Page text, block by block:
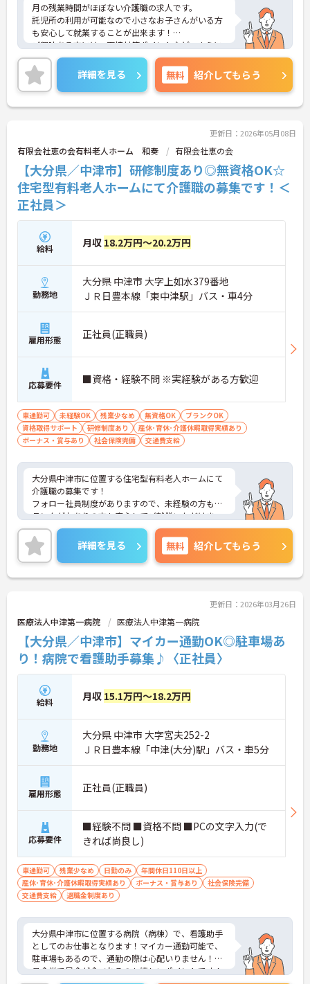
月の残業時間がほぼない介護職の求人です。
託児所の利用が可能なので小さなお子さんがいる方
も安心して就業することが出来ます！
ご興味ある方には、面接対策ポイントなど、さらに
詳細をお話しいたしますのでお気軽にご相談くださ
い！
詳細を見る 無料 紹介してもらう
更新日：2026年05月08日
有限会社恵の会有料老人ホーム 和奏 有限会社恵の会
【大分県／中津市】研修制度あり◎無資格OK☆
住宅型有料老人ホームにて介護職の募集です！＜
正社員＞
給料 月収 18.2万円～20.2万円
勤務地
大分県 中津市 大字上如水379番地
ＪＲ日豊本線「東中津駅」バス・車4分
雇用形態 正社員(正職員)
応募要件 ■資格・経験不問 ※実経験がある方歓迎
車通勤可 未経験OK 残業少なめ 無資格OK
ブランクOK
資格取得サポート
研修制度あり
産休･育休･介護休暇取得実績あり
ボーナス・賞与あり
社会保険完備 交通費支給
大分県中津市に位置する住宅型有料老人ホームにて
介護職の募集です！
フォロー社員制度がありますので、未経験の方もブ
ランクがおありの方も安心してご就業いただけま
す。
介護記録効率化によって残業時間が削減されている
ため、メリハリをつけて働くことができる環境です
♪
ご興味ある方には、面接対策ポイントなど、さらに
詳細を見る 無料 紹介してもらう
更新日：2026年03月26日
医療法人中津第一病院 医療法人中津第一病院
【大分県／中津市】マイカー通勤OK◎駐車場あ
り！病院で看護助手募集♪〈正社員〉
給料 月収 15.1万円～18.2万円
勤務地
大分県 中津市 大字宮夫252-2
ＪＲ日豊本線「中津(大分)駅」バス・車5分
雇用形態 正社員(正職員)
応募要件
■経験不問 ■資格不問 ■PCの文字入力(で
きれば尚良し)
車通勤可 残業少なめ 日勤のみ
年間休日110日以上
産休･育休･介護休暇取得実績あり
ボーナス・賞与あり
社会保険完備
交通費支給
退職金制度あり
大分県中津市に位置する病院（病棟）で、看護助手
としてのお仕事となります！マイカー通勤可能で、
駐車場もあるので、通勤の際は心配いりません！職
員食堂で昼食が食べれるのも嬉しいポイントです！